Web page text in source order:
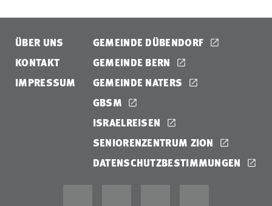
ÜBER UNS
KONTAKT
IMPRESSUM
GEMEINDE DÜBENDORF
GEMEINDE BERN
GEMEINDE NATERS
GBSM
ISRAELREISEN
SENIORENZENTRUM ZION
DATENSCHUTZBESTIMMUNGEN